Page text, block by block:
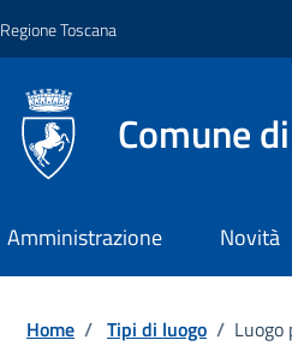
Regione Toscana
Comune
Amministrazione Novità
Home / Tipi di luogo /